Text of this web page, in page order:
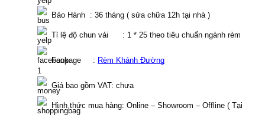
Bảo Hành  : 36 tháng ( sửa chữa 12h tại nhà )
Tỉ lệ độ chun vải      : 1 * 25 theo tiêu chuẩn ngành rèm
Fanpage     : Rèm Khánh Đường
Giá bao gồm VAT: chưa
Hình thức mua hàng: Online – Showroom – Offline ( Tại